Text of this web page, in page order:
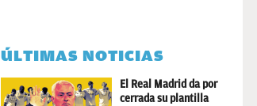
ÚLTIMAS NOTICIAS
El Real Madrid da por
cerrada su plantilla